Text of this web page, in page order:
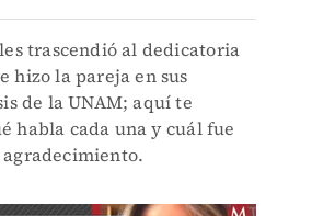
trascendió al dedicatoria
hizo la pareja en sus
de la UNAM; aquí te
habla cada una y cuál fue
agradecimiento.